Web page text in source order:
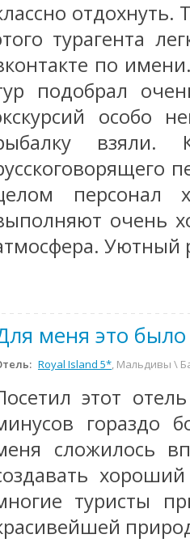
отдохнуть.
турагента
по
подобрал
особо
взяли.
персонал
очень
Уютный
меня это
Royal Island 5*, Мальдивы \
этот
гораздо
сложилось
туристы